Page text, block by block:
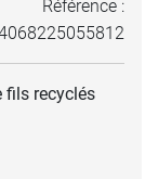
Référence :
fils recyclés